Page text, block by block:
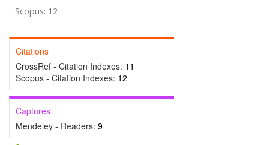
Scopus: 12
Citations
CrossRef - Citation Indexes: 11
Scopus - Citation Indexes: 12
Captures
Mendeley - Readers: 9